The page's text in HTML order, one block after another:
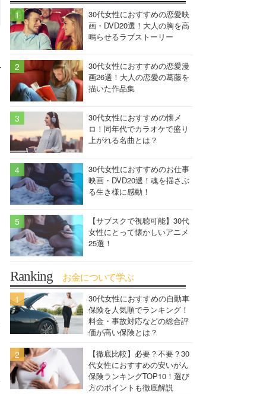
30代女性におすすめの恋愛映
画・DVD20選！大人の胸を高
鳴らせるラブストーリー
30代女性におすすめの恋愛漫
画26選！大人の恋愛の葛藤を
描いた作品集
30代女性におすすめの懐メ
ロ！同年代でカラオケで盛り
上がれる名曲とは？
30代女性におすすめのお仕事
映画・DVD20選！魂を揺さぶ
る生き様に感動！
【サブスクで視聴可能】30代
女性にとって懐かしいアニメ
25選！
Ranking お金について学ぶ
30代女性におすすめの自動車
保険を人気順でランキング！
料金・事故対応などの総合評
価が高い保険とは？
【徹底比較】必要？不要？30
代女性におすすめの安いがん
保険ランキングTOP10！選び
方のポイントも徹底解説